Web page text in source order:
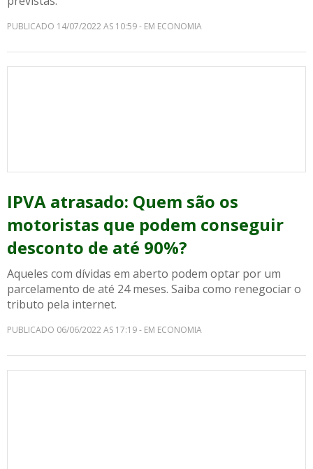
PUBLICADO 14/07/2022 AS 10:59 - EM ECONOMIA
IPVA atrasado: Quem são os
motoristas que podem conseguir
desconto de até 90%?
Aqueles com dívidas em aberto podem optar por um
parcelamento de até 24 meses. Saiba como renegociar o
tributo pela internet.
PUBLICADO 06/06/2022 AS 17:19 - EM ECONOMIA